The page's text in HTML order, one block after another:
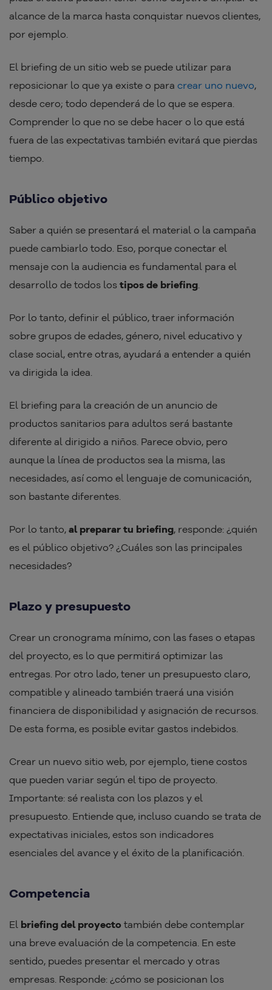
alcance de la marca hasta conquistar nuevos clientes,
por ejemplo.
El briefing de un sitio web se puede utilizar para
reposicionar lo que ya existe o para crear uno nuevo,
desde cero; todo dependerá de lo que se espera.
Comprender lo que no se debe hacer o lo que está
fuera de las expectativas también evitará que pierdas
tiempo.
Público objetivo
Saber a quién se presentará el material o la campaña
puede cambiarlo todo. Eso, porque conectar el
mensaje con la audiencia es fundamental para el
desarrollo de todos los tipos de briefing
Por lo tanto, definir el público, traer información
sobre grupos de edades, género, nivel educativo y
clase social, entre otras, ayudará a entender a quién
va dirigida la idea.
El briefing para la creación de un anuncio de
productos sanitarios para adultos será bastante
diferente al dirigido a niños. Parece obvio, pero
aunque la línea de productos sea la misma, las
necesidades, así como el lenguaje de comunicación,
son bastante diferentes.
Por lo tanto, al preparar tu briefing, responde: ¿quién
es el público objetivo? ¿Cuáles son las principales
necesidades?
Plazo y presupuesto
Crear un cronograma mínimo, con las fases o etapas
del proyecto, es lo que permitirá optimizar las
entregas. Por otro lado, tener un presupuesto claro,
compatible y alineado también traerá una visión
financiera de disponibilidad y asignación de recursos.
De esta forma, es posible evitar gastos indebidos.
Crear un nuevo sitio web, por ejemplo, tiene costos
que pueden variar según el tipo de proyecto.
Importante: sé realista con los plazos y el
presupuesto. Entiende que, incluso cuando se trata de
expectativas iniciales, estos son indicadores
esenciales del avance y el éxito de la planificación.
Competencia
El briefing del proyecto también debe contemplar
una breve evaluación de la competencia. En este
sentido, puedes presentar el mercado y otras
empresas. Responde: ¿cómo se posicionan los